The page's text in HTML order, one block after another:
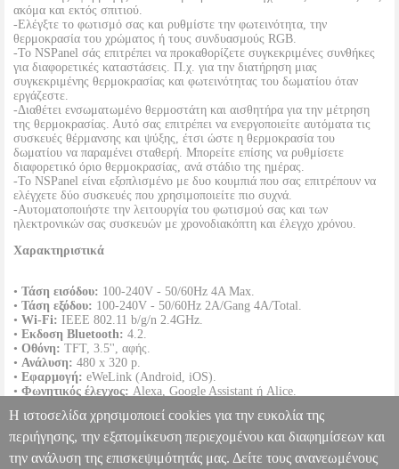
ακόμα και εκτός σπιτιού.
-Ελέγξτε το φωτισμό σας και ρυθμίστε την φωτεινότητα, την
θερμοκρασία του χρώματος ή τους συνδυασμούς RGB.
-Το NSPanel σάς επιτρέπει να προκαθορίζετε συγκεκριμένες συνθήκες
για διαφορετικές καταστάσεις. Π.χ. για την διατήρηση μιας
συγκεκριμένης θερμοκρασίας και φωτεινότητας του δωματίου όταν
εργάζεστε.
-Διαθέτει ενσωματωμένο θερμοστάτη και αισθητήρα για την μέτρηση
της θερμοκρασίας. Αυτό σας επιτρέπει να ενεργοποιείτε αυτόματα τις
συσκευές θέρμανσης και ψύξης, έτσι ώστε η θερμοκρασία του
δωματίου να παραμένει σταθερή. Μπορείτε επίσης να ρυθμίσετε
διαφορετικό όριο θερμοκρασίας, ανά στάδιο της ημέρας.
-Το NSPanel είναι εξοπλισμένο με δυο κουμπιά που σας επιτρέπουν να
ελέγχετε δύο συσκευές που χρησιμοποιείτε πιο συχνά.
-Αυτοματοποιήστε την λειτουργία του φωτισμού σας και των
ηλεκτρονικών σας συσκευών με χρονοδιακόπτη και έλεγχο χρόνου.
Χαρακτηριστικά
• Τάση εισόδου: 100-240V - 50/60Hz 4A Max.
• Τάση εξόδου: 100-240V - 50/60Hz 2A/Gang 4A/Total.
• Wi-Fi: IEEE 802.11 b/g/n 2.4GHz.
• Εκδοση Bluetooth: 4.2.
• Οθόνη: TFT, 3.5'', αφής.
• Ανάλυση: 480 x 320 p.
• Εφαρμογή: eWeLink (Android, iOS).
• Φωνητικός έλεγχος: Alexa, Google Assistant ή Alice.
• Χρώμα:Μαύρο.
•Εγγύηση: 2 χρόνια.DOA 7 ημερών
SONOFF NSPANEL SMART SCENE WALL SWITCH WHITE
Η ιστοσελίδα χρησιμοποιεί cookies για την ευκολία της
περιήγησης, την εξατομίκευση περιεχομένου και διαφημίσεων και
την ανάλυση της επισκεψιμότητάς μας. Δείτε τους ανανεωμένους